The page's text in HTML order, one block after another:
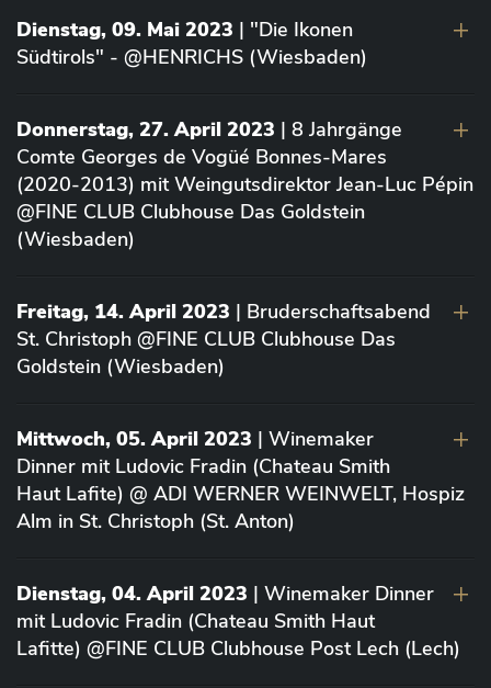
Dienstag, 09. Mai 2023 | "Die Ikonen
Südtirols" - @HENRICHS (Wiesbaden)
Donnerstag, 27. April 2023 | 8 Jahrgänge
Comte Georges de Vogüé Bonnes-Mares
(2020-2013) mit Weingutsdirektor Jean-Luc Pépin
@FINE CLUB Clubhouse Das Goldstein
(Wiesbaden)
Freitag, 14. April 2023 | Bruderschaftsabend
St. Christoph @FINE CLUB Clubhouse Das
Goldstein (Wiesbaden)
Mittwoch, 05. April 2023 | Winemaker
Dinner mit Ludovic Fradin (Chateau Smith
Haut Lafite) @ ADI WERNER WEINWELT, Hospiz
Alm in St. Christoph (St. Anton)
Dienstag, 04. April 2023 | Winemaker Dinner
mit Ludovic Fradin (Chateau Smith Haut
Lafitte) @FINE CLUB Clubhouse Post Lech (Lech)